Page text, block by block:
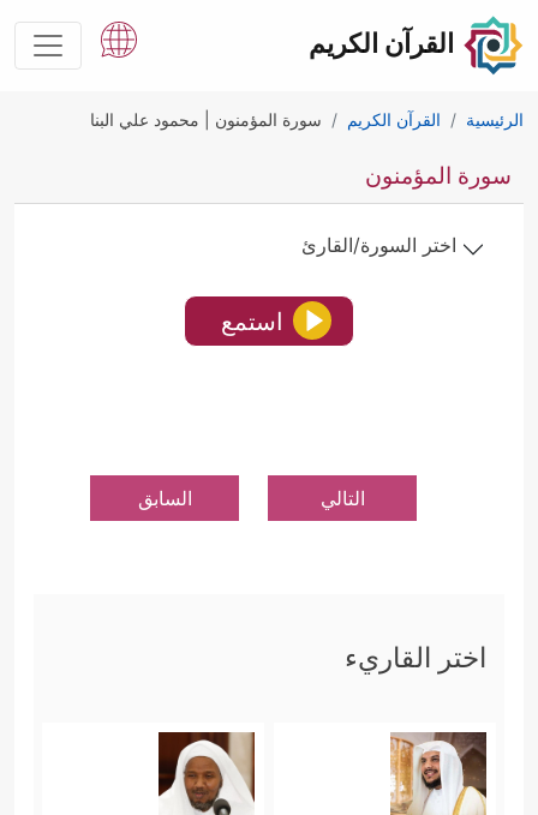
القرآن الكريم
الرئيسية القرآن الكريم سورة المؤمنون | محمود علي البنا
سورة المؤمنون
اختر السورة/القارئ
استمع
التالي السابق
اختر القاريء